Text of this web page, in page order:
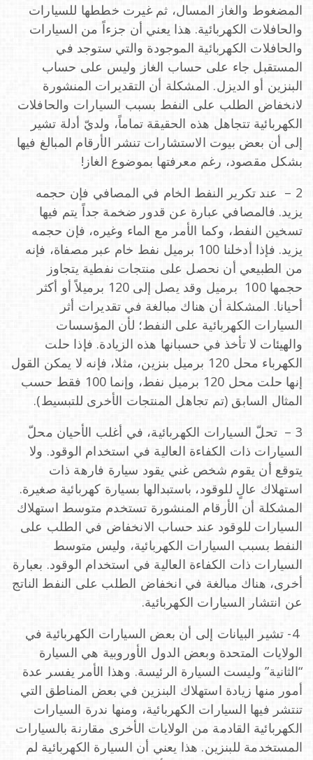
المضغوط والغاز المسال، ثم غيرت خططها للسيارات
والحافلات الكهربائية. هذا يعني أن جزءاً من السيارات
والحافلات الكهربائية الموجودة والتي ستوجد في
المستقبل جاء على حساب الغاز وليس على حساب
البنزين أو الديزل. المشكلة أن التقديرات المنشورة
لانخفاض الطلب على النفط بسبب السيارات والحافلات
الكهربائية تتجاهل هذه الحقيقة تماماً، ولديّ أدلة تشير
إلى أن بعض بيوت الاستشارات تنشر الأرقام المبالغ فيها
بشكل مقصود، رغم معرفتها بموضوع الغاز!
2 – عند تكرير النفط الخام في المصافي فإن حجمه
يزيد. فالمصافي عبارة عن قدور ضخمة جداً يتم فيها
تسخين النفط، وكما الأمر مع الماء وغيره، فإن حجمه
يزيد. فإذا أدخلنا 100 برميل نفط خام عبر مصفاة، فإنه
من الطبيعي أن نحصل على منتجات نفطية يتجاوز
حجمها 100 برميل وقد يصل إلى 120 برميلاً أو أكثر
أحيانا. المشكلة أن هناك مبالغة في تقديرات أثر
السيارات الكهربائية على النفط؛ لأن المؤسسات
والهيئات لا تأخذ في حسبانها هذه الزيادة. فإذا حلت
الكهرباء محل 120 برميل بنزين، مثلا، فإنه لا يمكن القول
إنها حلت محل 120 برميل نفط، وإنما 100 فقط حسب
المثال السابق (تم تجاهل المنتجات الأخرى للتبسيط).
3 – تحلّ السيارات الكهربائية، في أغلب الأحيان محلّ
السيارات ذات الكفاءة العالية في استخدام الوقود. ولا
يتوقع أن يقوم شخص غني يقود سيارة فارهة ذات
استهلاك عالٍ للوقود، باستبدالها بسيارة كهربائية صغيرة.
المشكلة أن الأرقام المنشورة تستخدم متوسط استهلاك
السيارات للوقود عند حساب الانخفاض في الطلب على
النفط بسبب السيارات الكهربائية، وليس متوسط
السيارات ذات الكفاءة العالية في استخدام الوقود. بعبارة
أخرى، هناك مبالغة في انخفاض الطلب على النفط الناتج
عن انتشار السيارات الكهربائية.
4- تشير البيانات إلى أن بعض السيارات الكهربائية في
الولايات المتحدة وبعض الدول الأوروبية هي السيارة
“الثانية” وليست السيارة الرئيسة. وهذا الأمر يفسر عدة
أمور منها زيادة استهلاك البنزين في بعض المناطق التي
تنتشر فيها السيارات الكهربائية، ومنها ندرة السيارات
الكهربائية القادمة من الولايات الأخرى مقارنة بالسيارات
المستخدمة للبنزين. هذا يعني أن السيارة الكهربائية لم